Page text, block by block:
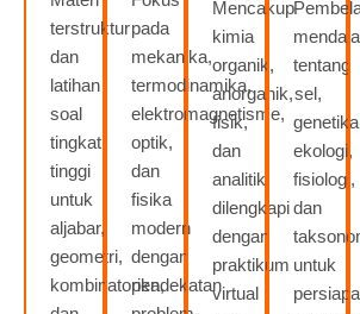
terstruktur
dan
latihan
soal
tingkat
tinggi
untuk
aljabar,
geometri,
kombinatorika,
pada
mekanika,
termodinamika,
elektromagnetisme,
optik,
dan
fisika
modern
dengan
pendekatan
Mencakup
kimia
organik,
anorganik,
fisik,
dan
analitik,
dilengkapi
dengan
praktikum
virtual
tentang
sel,
ekologi,
fisiologi,
dan
untuk